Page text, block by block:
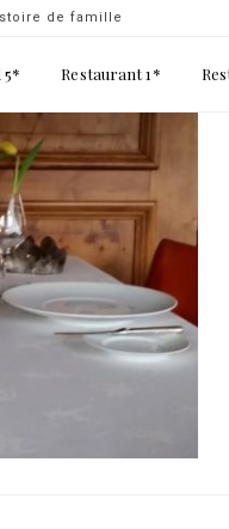
de famille
5* Restaurant 1*